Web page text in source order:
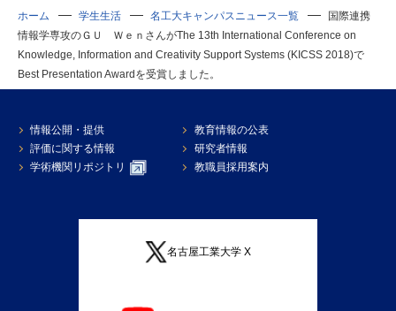
ホーム 学生生活 名工大キャンパスニュース一覧
国際連携
情報学専攻のＧＵ ＷｅｎさんがThe 13th International Conference on
Knowledge, Information and Creativity Support Systems (KICSS 2018)で
Best Presentation Awardを受賞しました。
情報公開・提供
教育情報の公表
評価に関する情報
研究者情報
学術機関リポジトリ
教職員採用案内
名古屋工業大学 X